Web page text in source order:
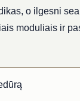
o ilgesni
moduliais ir